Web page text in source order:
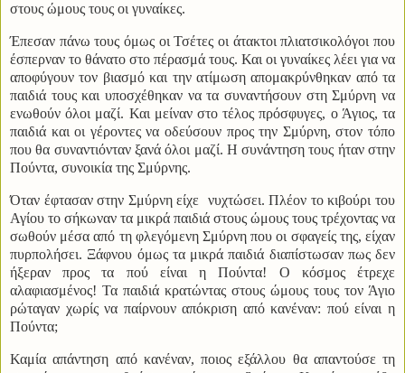
στους ώμους τους οι γυναίκες.
Έπεσαν πάνω τους όμως οι Τσέτες οι άτακτοι πλιατσικολόγοι που
έσπερναν το θάνατο στο πέρασμά τους. Και οι γυναίκες λέει για να
αποφύγουν τον βιασμό και την ατίμωση απομακρύνθηκαν από τα
παιδιά τους και υποσχέθηκαν να τα συναντήσουν στη Σμύρνη να
ενωθούν όλοι μαζί. Και μείναν στο τέλος πρόσφυγες, ο Άγιος, τα
παιδιά και οι γέροντες να οδεύσουν προς την Σμύρνη, στον τόπο
που θα συναντιόνταν ξανά όλοι μαζί. Η συνάντηση τους ήταν στην
Πούντα, συνοικία της Σμύρνης.
Όταν έφτασαν στην Σμύρνη είχε
νυχτώσει. Πλέον το κιβούρι του
Αγίου το σήκωναν τα μικρά παιδιά στους ώμους τους τρέχοντας να
σωθούν μέσα από τη φλεγόμενη Σμύρνη που οι σφαγείς της, είχαν
πυρπολήσει. Ξάφνου όμως τα μικρά παιδιά διαπίστωσαν πως δεν
ήξεραν προς τα πού είναι η Πούντα! Ο κόσμος έτρεχε
αλαφιασμένος! Τα παιδιά κρατώντας στους ώμους τους τον Άγιο
ρώταγαν χωρίς να παίρνουν απόκριση από κανέναν: πού είναι η
Πούντα;
Καμία απάντηση από κανέναν, ποιος εξάλλου θα απαντούσε τη